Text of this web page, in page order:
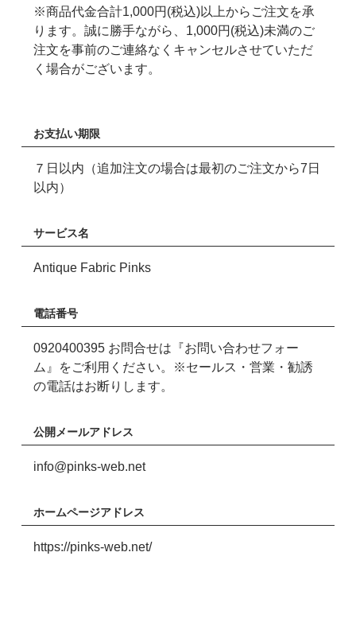
※商品代金合計1,000円(税込)以上からご注文を承
ります。誠に勝手ながら、1,000円(税込)未満のご
注文を事前のご連絡なくキャンセルさせていただ
く場合がございます。
お支払い期限
７日以内（追加注文の場合は最初のご注文から7日
以内）
サービス名
Antique Fabric Pinks
電話番号
0920400395 お問合せは『お問い合わせフォー
ム』をご利用ください。※セールス・営業・勧誘
の電話はお断りします。
公開メールアドレス
info@pinks-web.net
ホームページアドレス
https://pinks-web.net/